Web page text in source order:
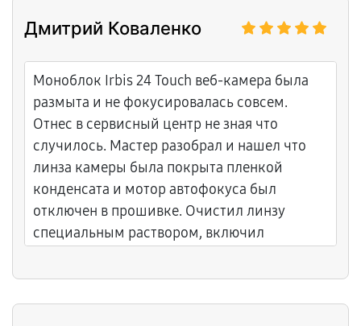
превосходит ожидания. Спасибо за
Дмитрий Коваленко
Моноблок Irbis 24 Touch веб-камера была
размыта и не фокусировалась совсем.
Отнес в сервисный центр не зная что
случилось. Мастер разобрал и нашел что
линза камеры была покрыта пленкой
конденсата и мотор автофокуса был
отключен в прошивке. Очистил линзу
специальным раствором, включил
драйверы камеры, провел калибровку.